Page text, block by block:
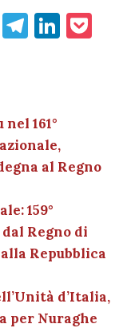
M T
a
m
Li
n
161°
al Regno
159°
Regno di
Repubblica
d’Italia,
per Nuraghe